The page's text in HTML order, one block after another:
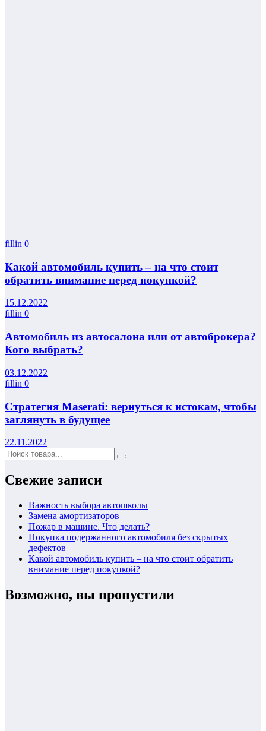
fillin 0
Какой автомобиль купить – на что стоит
обратить внимание перед покупкой?
15.12.2022
fillin 0
Автомобиль из автосалона или от автоброкера?
Кого выбрать?
03.12.2022
fillin 0
Стратегия Maserati: вернуться к истокам, чтобы
заглянуть в будущее
22.11.2022
Свежие записи
Важность выбора автошколы
Замена амортизаторов
Пожар в машине. Что делать?
Покупка подержанного автомобиля без скрытых
дефектов
Какой автомобиль купить – на что стоит обратить
внимание перед покупкой?
Возможно, вы пропустили